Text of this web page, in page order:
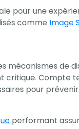
pour une
comme Image
mécanismes de
critique. Compte
pour
performant